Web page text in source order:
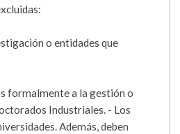
o entidades que
formalmente a la gestión o
Industriales. - Los
Además, deben